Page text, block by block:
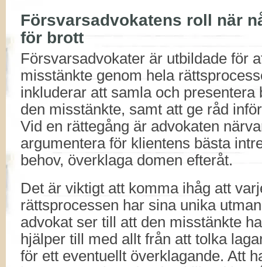
Försvarsadvokatens roll när
för brott
Försvarsadvokater är utbildade för
misstänkte genom hela
inkluderar att samla och presentera
den misstänkte, samt att ge råd
Vid en rättegång är advokaten
argumentera för klientens bästa
behov, överklaga domen efteråt.
Det är viktigt att komma ihåg att
rättsprocessen har sina unika
advokat ser till att den misstänkte
hjälper till med allt från att tolka
för ett eventuellt överklagande. Att